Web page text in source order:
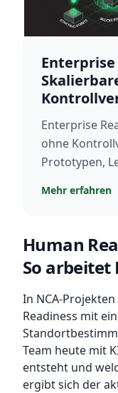
Enterprise
Enterprise
ohne
Prototypen,
2026
Mehr erfahren
Human
So arbeitet
In NCA-
Readiness mit
Team heute mit
entsteht und
ergibt sich der